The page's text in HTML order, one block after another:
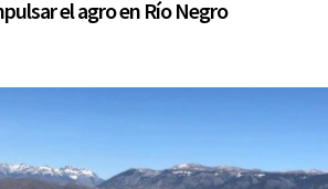
el agro en Río Negro